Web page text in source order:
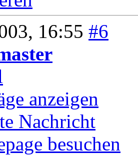
16:55 #6
anzeigen
Nachricht
besuchen